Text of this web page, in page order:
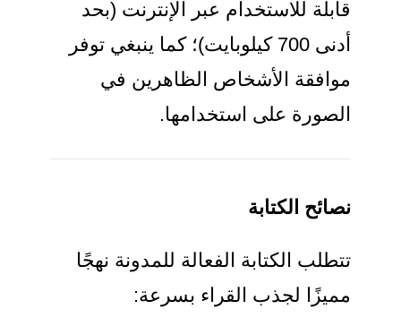
قابلة للاستخدام عبر الإنترنت (بحد
أدنى 700 كيلوبايت)؛ كما ينبغي توفر
موافقة الأشخاص الظاهرين في
الصورة على استخدامها.
نصائح الكتابة
تتطلب الكتابة الفعالة للمدونة نهجًا
مميزًا لجذب القراء بسرعة: